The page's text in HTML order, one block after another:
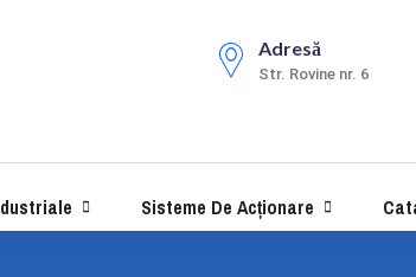
Adresă
Str. Rovine nr. 6
Sisteme De Acționare